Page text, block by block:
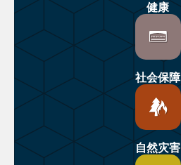
健康
社会保障
自然灾害